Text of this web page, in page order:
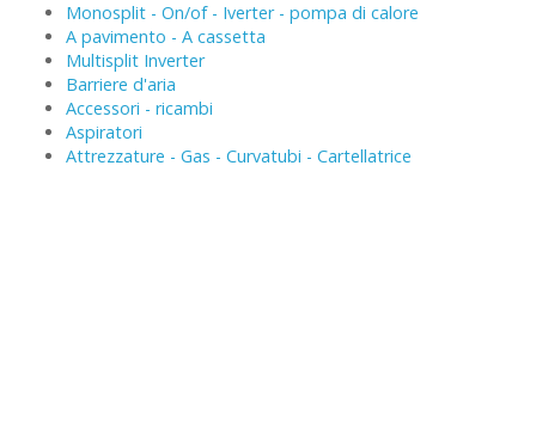
Monosplit - On/of - Iverter - pompa di calore
A pavimento - A cassetta
Multisplit Inverter
Barriere d'aria
Accessori - ricambi
Aspiratori
Attrezzature - Gas - Curvatubi - Cartellatrice